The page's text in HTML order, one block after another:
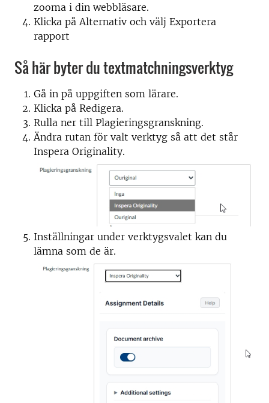
zooma i din webbläsare.
Klicka på Alternativ och välj Exportera
rapport
Så här byter du textmatchningsverktyg
Gå in på uppgiften som lärare.
Klicka på Redigera.
Rulla ner till Plagieringsgranskning.
Ändra rutan för valt verktyg så att det står
Inspera Originality.
Inställningar under verktygsvalet kan du
lämna som de är.